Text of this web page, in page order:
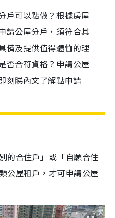
戶可以點做？根據房屋
請公屋分戶，須符合其
備及提供值得體恤的理
否合符資格？申請公屋
刻睇內文了解點申請
的合住戶」或「自願合住
公屋租戶，才可申請公屋